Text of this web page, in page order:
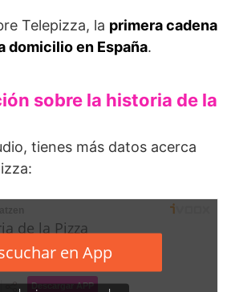
Telepizza, la primera cadena
domicilio en España.
sobre la historia de la
tienes más datos acerca